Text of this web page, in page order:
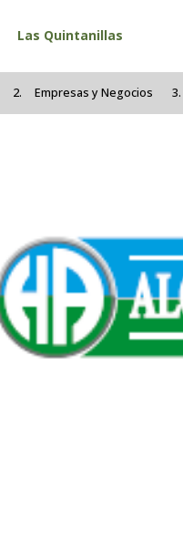
principal
Las Quintanillas
Empresas y Negocios